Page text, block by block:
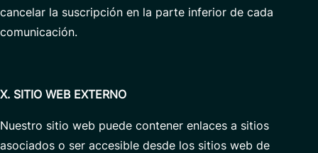
cancelar la suscripción en la parte inferior de cada
comunicación.
X. SITIO WEB EXTERNO
Nuestro sitio web puede contener enlaces a sitios
asociados o ser accesible desde los sitios web de